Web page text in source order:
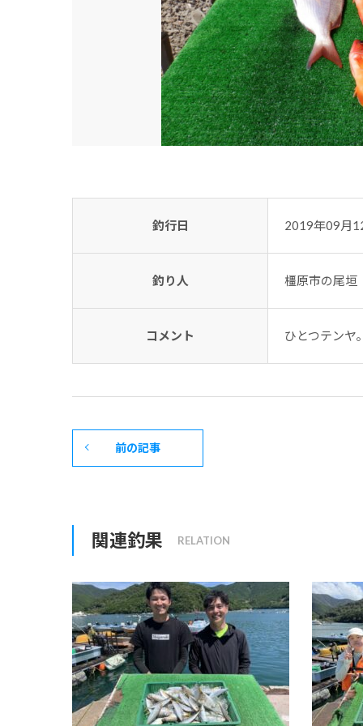
釣行日 2019年09月
釣り人 橿原市の尾垣
コメント ひとつテンヤ
前の記事
関連釣果